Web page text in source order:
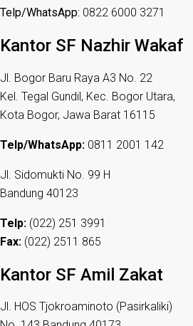
Telp/WhatsApp: 0822 6000 3271
Kantor SF Nazhir Wakaf
Jl. Bogor Baru Raya A3 No. 22
Kel. Tegal Gundil, Kec. Bogor Utara,
Kota Bogor, Jawa Barat 16115
Telp/WhatsApp: 0811 2001 142
Jl. Sidomukti No. 99 H
Bandung 40123
Telp: (022) 251 3991
Fax: (022) 2511 865
Kantor SF Amil Zakat
Jl. HOS Tjokroaminoto (Pasirkaliki)